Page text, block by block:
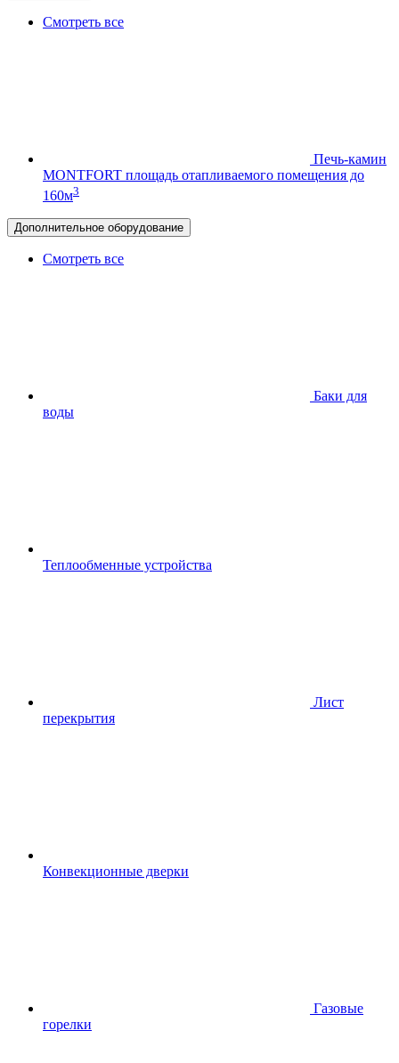
Смотреть все
Печь-камин
MONTFORT площадь отапливаемого помещения до
160м3
Дополнительное оборудование
Смотреть все
Баки для
воды
Теплообменные устройства
Лист
перекрытия
Конвекционные дверки
Газовые
горелки